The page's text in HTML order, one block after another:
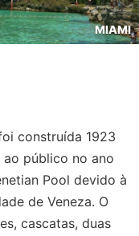
MIAMI
construída 1923
público no ano
Pool devido à
de Veneza. O
cascatas, duas